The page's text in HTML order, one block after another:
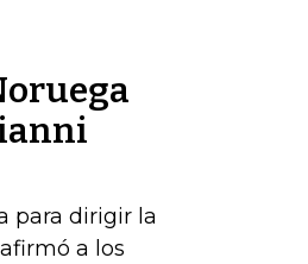
para dirigir la
a los